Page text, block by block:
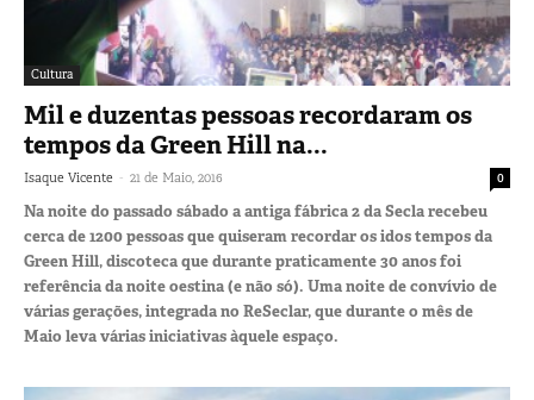
Cultura
Mil e duzentas pessoas recordaram os
tempos da Green Hill na...
Isaque Vicente - 21 de Maio, 2016 0
Na noite do passado sábado a antiga fábrica 2 da Secla recebeu
cerca de 1200 pessoas que quiseram recordar os idos tempos da
Green Hill, discoteca que durante praticamente 30 anos foi
referência da noite oestina (e não só). Uma noite de convívio de
várias gerações, integrada no ReSeclar, que durante o mês de
Maio leva várias iniciativas àquele espaço.